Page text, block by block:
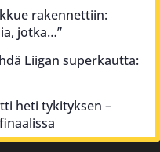
rakennettiin:
jotka…”
Liigan superkautta:
heti tykityksen –